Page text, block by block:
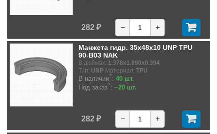
282 ₽ − +
Манжета гидр. 35x48x10 UNP TPU
90-B03 NAK
В дюймах: 1.378x1.890x0.394
Тип: UNP Материал: TPU
В наличии?: 40 шт.
Под заказ?: ~20 шт.
282 ₽ − +